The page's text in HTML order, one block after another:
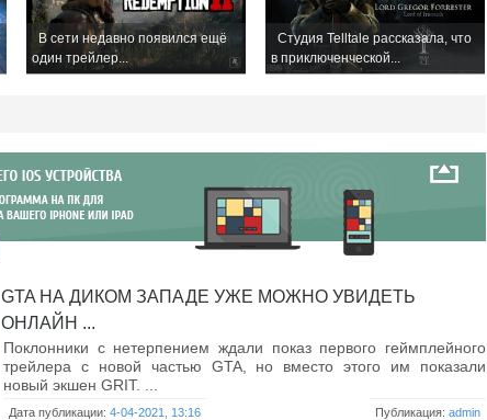
В сети недавно появился ещё
один трейлер...
Студия Telltale рассказала, что
в приключенческой...
GTA НА ДИКОМ ЗАПАДЕ УЖЕ МОЖНО УВИДЕТЬ
ОНЛАЙН ...
Поклонники с нетерпением ждали показ первого геймплейного
трейлера с новой частью GTA, но вместо этого им показали
новый экшен GRIT. ...
Дата публикации: 4-04-2021, 13:16 Публикация: admin